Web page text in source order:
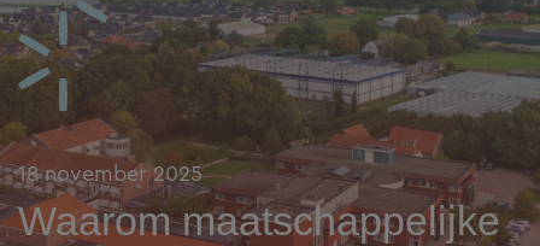
18 november 2025
Waarom maatschappelijke